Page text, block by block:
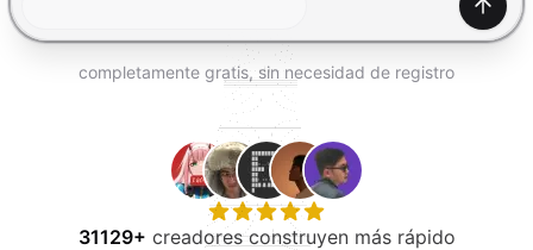
completamente gratis, sin necesidad de registro
31129+ creadores construyen más rápido